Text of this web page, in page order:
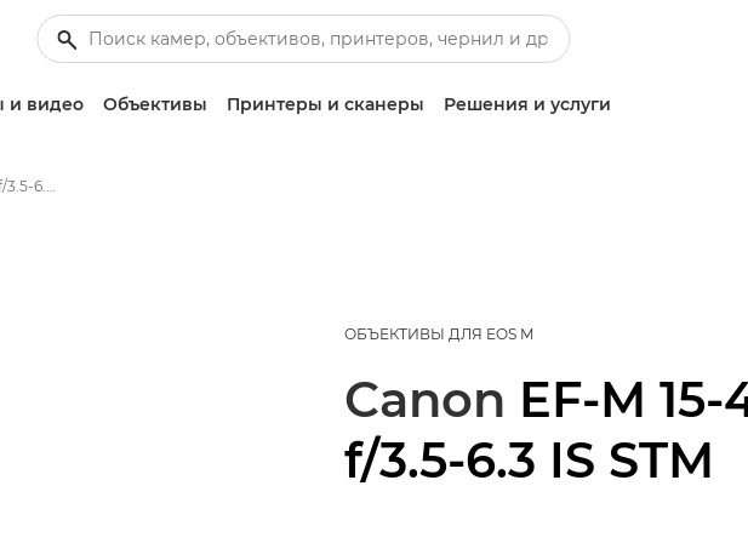
и видео Объективы Принтеры и сканеры Решения и услуги
Canon EF-M 15-45mm f/3.5-6.3 IS STM - Объективы - Камера и фотообъективы
ОБЪЕКТИВЫ ДЛЯ EOS M
Canon EF-M
f/3.5-6.3 IS STM